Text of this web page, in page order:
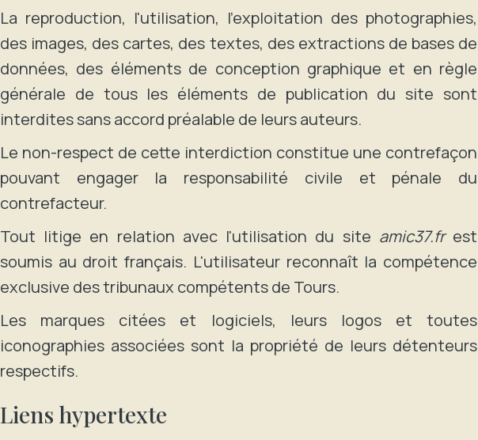
La reproduction, l'utilisation, l'exploitation des photographies,
des images, des cartes, des textes, des extractions de bases de
données, des éléments de conception graphique et en règle
générale de tous les éléments de publication du site sont
interdites sans accord préalable de leurs auteurs.
Le non-respect de cette interdiction constitue une contrefaçon
pouvant engager la responsabilité civile et pénale du
contrefacteur.
Tout litige en relation avec l'utilisation du site amic37.frest
soumis au droit français. L'utilisateur reconnaît la compétence
exclusive des tribunaux compétents de Tours.
Les marques citées et logiciels, leurs logos et toutes
iconographies associées sont la propriété de leurs détenteurs
respectifs.
Liens hypertexte